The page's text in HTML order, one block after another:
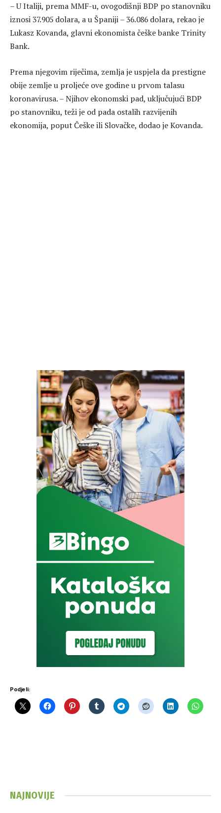
– U Italiji, prema MMF-u, ovogodišnji BDP po stanovniku
iznosi 37.905 dolara, a u Španiji – 36.086 dolara, rekao je
Lukasz Kovanda, glavni ekonomista češke banke Trinity
Bank.
Prema njegovim riječima, zemlja je uspjela da prestigne
obije zemlje u proljeće ove godine u prvom talasu
koronavirusa. – Njihov ekonomski pad, uključujući BDP
po stanovniku, teži je od pada ostalih razvijenih
ekonomija, poput Češke ili Slovačke, dodao je Kovanda.
Podjeli:
NAJNOVIJE